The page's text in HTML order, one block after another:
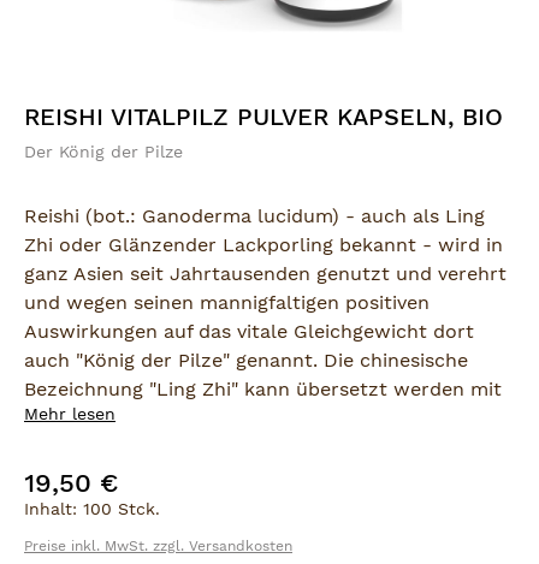
REISHI VITALPILZ PULVER KAPSELN, BIO
Der König der Pilze
Reishi (bot.: Ganoderma lucidum) - auch als Ling
Zhi oder Glänzender Lackporling bekannt - wird in
ganz Asien seit Jahrtausenden genutzt und verehrt
und wegen seinen mannigfaltigen positiven
Auswirkungen auf das vitale Gleichgewicht dort
auch "König der Pilze" genannt. Die chinesische
Bezeichnung "Ling Zhi" kann übersetzt werden mit
"Pflanze der Unsterblichkeit". Zahlreiche
Reishi bei vielen chinesischen Kaisern genoss. Auch
heute wird der Glänzende Lackporling in der
traditionellen chinesischen Medizin als eins der
Mehr lesen
Regulärer Preis:
19,50 €
Inhalt: 100 Stck.
Preise inkl. MwSt. zzgl. Versandkosten